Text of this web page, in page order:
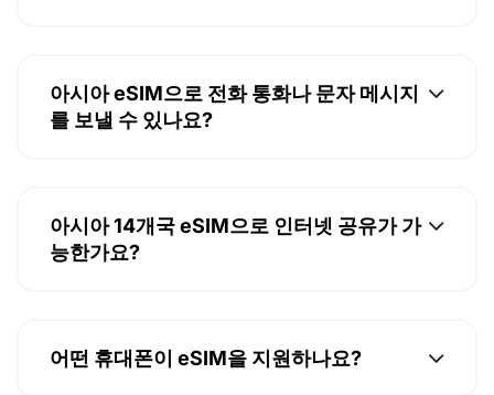
아시아 eSIM으로 전화 통화나 문자 메시지
를 보낼 수 있나요?
아시아 14개국 eSIM으로 인터넷 공유가 가
능한가요?
어떤 휴대폰이 eSIM을 지원하나요?